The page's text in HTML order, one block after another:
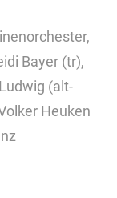
Bayer (tr),
(alt-
Heuken